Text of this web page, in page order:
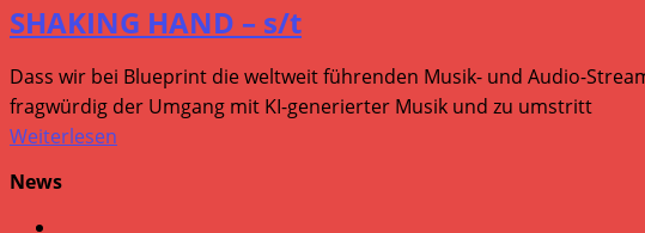
SHAKING HAND – s/t
Dass wir bei Blueprint die weltweit führenden Musik- und Audio-
fragwürdig der Umgang mit KI-generierter Musik und zu umstritt
Weiterlesen
News